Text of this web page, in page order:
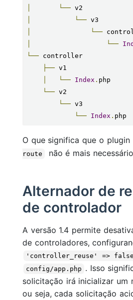
└──
└──
└──
└──
└── controller
├── v1
└── Index . php
└── v2
└── v3
└──
Index . php
O que significa que o plugin
route
não é mais
Alternador de
de controlador
A versão 1.4 permite
de controladores,
'controller_reuse' => false
config/app.php . Isso
solicitação irá inicializar um
ou seja, cada solicitação